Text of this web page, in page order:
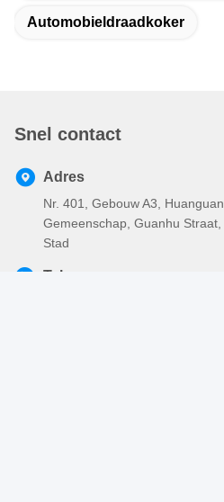
Automobieldraadkoker
Snel contact
Adres
Nr. 401, Gebouw A3,
Gemeenschap, Guanhu
Stad
Tel.